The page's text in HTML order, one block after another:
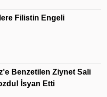
Filistin Engeli
Benzetilen Ziynet Sali
İsyan Etti